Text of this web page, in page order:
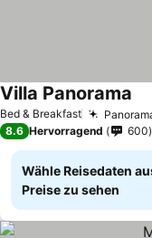
Bed & Breakfast
Villa Panorama
8.6 Hervorragend 600
Wähle Reisedaten
Preise zu sehen